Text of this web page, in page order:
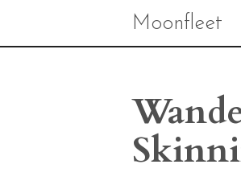
Moonfleet